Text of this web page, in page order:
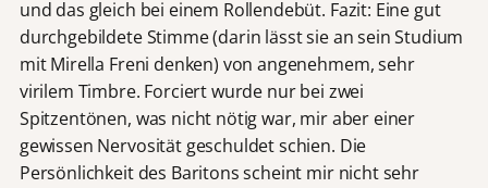
und das gleich bei einem Rollendebüt. Fazit: Eine gut
durchgebildete Stimme (darin lässt sie an sein Studium
mit Mirella Freni denken) von angenehmem, sehr
virilem Timbre. Forciert wurde nur bei zwei
Spitzentönen, was nicht nötig war, mir aber einer
gewissen Nervosität geschuldet schien. Die
Persönlichkeit des Baritons scheint mir nicht sehr